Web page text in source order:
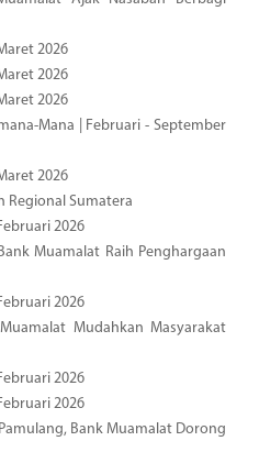
2026
2026
2026
Mana | Februari - September
2026
Regional Sumatera
2026
Muamalat Raih Penghargaan
2026
Mudahkan Masyarakat
2026
2026
Bank Muamalat Dorong